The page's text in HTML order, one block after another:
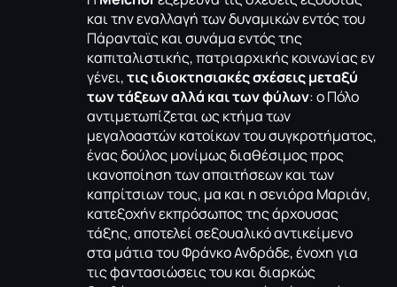
και την εναλλαγή των δυναμικών εντός του
Πάρανταϊς και συνάμα εντός της
καπιταλιστικής, πατριαρχικής κοινωνίας εν
γένει,τις ιδιοκτησιακές σχέσεις μεταξύ
των τάξεων αλλά και των φύλων: ο Πόλο
αντιμετωπίζεται ως κτήμα των
μεγαλοαστών κατοίκων του συγκροτήματος,
ένας δούλος μονίμως διαθέσιμος προς
ικανοποίηση των απαιτήσεων και των
καπρίτσιων τους, μα και η σενιόρα Μαριάν,
κατεξοχήν εκπρόσωπος της άρχουσας
τάξης, αποτελεί σεξουαλικό αντικείμενο
στα μάτια του Φράνκο Ανδράδε, ένοχη για
τις φαντασιώσεις του και διαρκώς